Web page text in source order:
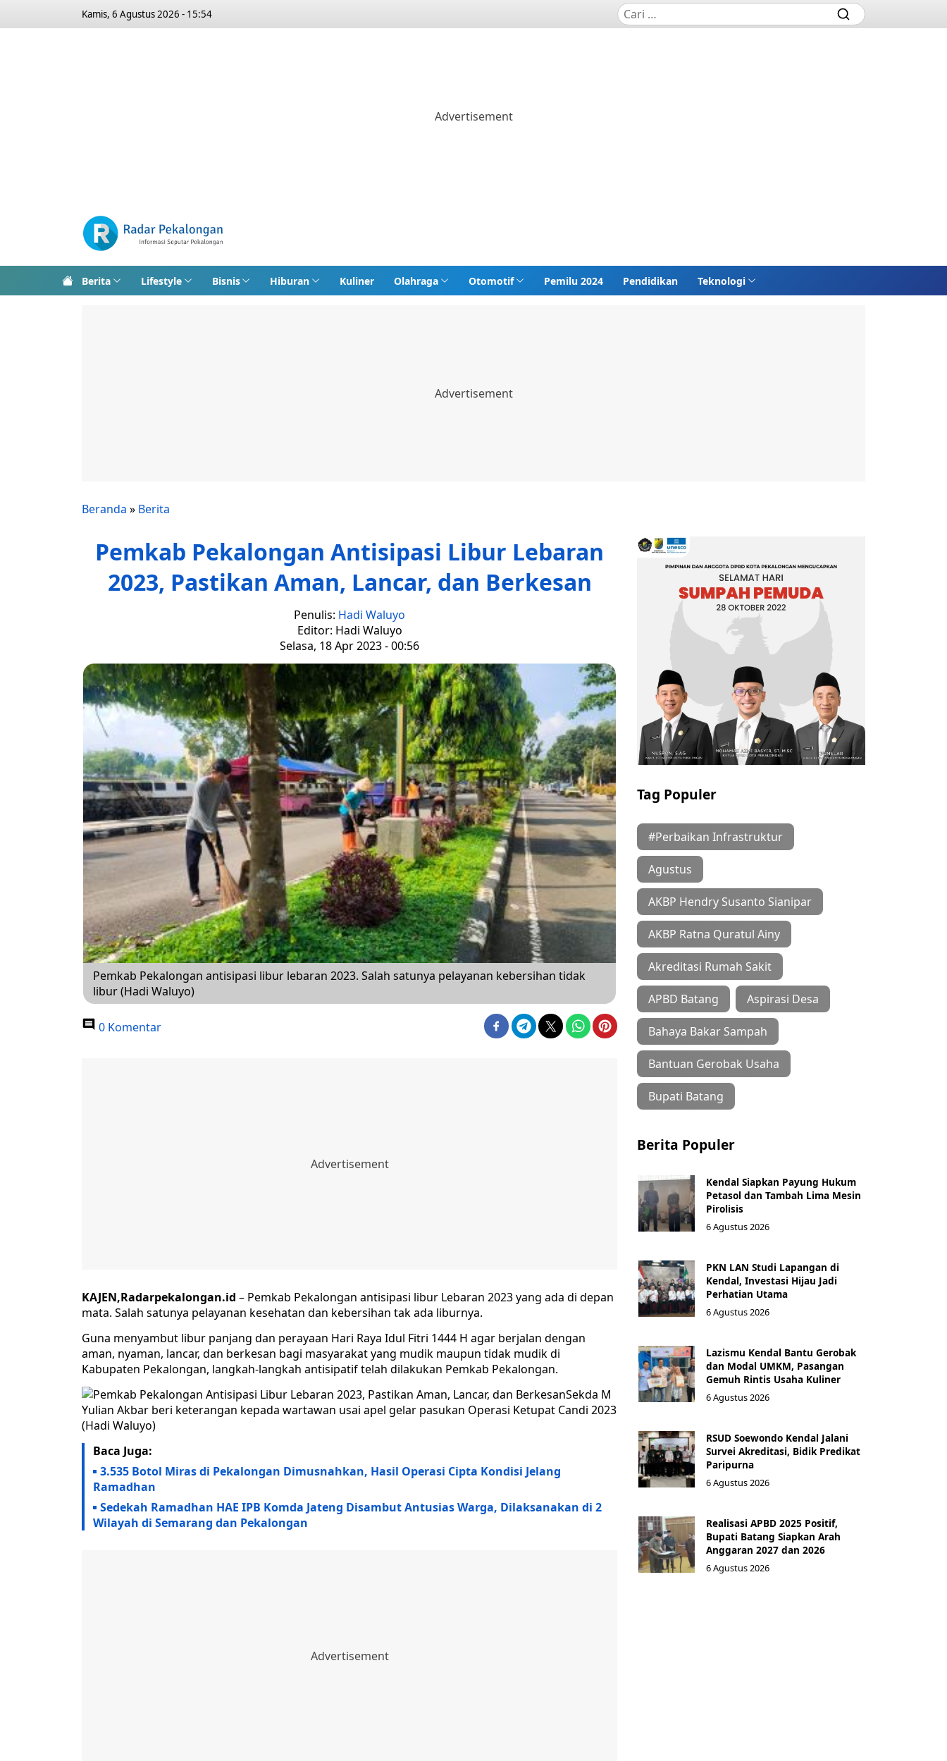
Kamis, 6 Agustus 2026 - 15:54
Berita Lifestyle Bisnis Hiburan Kuliner Olahraga Otomotif Pemilu 2024 Pendidikan Teknologi
Beranda » Berita
Pemkab Pekalongan Antisipasi Libur Lebaran
2023, Pastikan Aman, Lancar, dan Berkesan
Penulis: Hadi Waluyo
Editor: Hadi Waluyo
Selasa, 18 Apr 2023 - 00:56
Pemkab Pekalongan antisipasi libur lebaran 2023. Salah satunya pelayanan kebersihan tidak
libur (Hadi Waluyo)
0 Komentar
KAJEN,Radarpekalongan.id – Pemkab Pekalongan antisipasi libur Lebaran 2023 yang ada di depan
mata. Salah satunya pelayanan kesehatan dan kebersihan tak ada liburnya.
Guna menyambut libur panjang dan perayaan Hari Raya Idul Fitri 1444 H agar berjalan dengan
aman, nyaman, lancar, dan berkesan bagi masyarakat yang mudik maupun tidak mudik di
Kabupaten Pekalongan, langkah-langkah antisipatif telah dilakukan Pemkab Pekalongan.
Sekda M
Yulian Akbar beri keterangan kepada wartawan usai apel gelar pasukan Operasi Ketupat Candi 2023
(Hadi Waluyo)
Baca Juga:
3.535 Botol Miras di Pekalongan Dimusnahkan, Hasil Operasi Cipta Kondisi Jelang
Ramadhan
Sedekah Ramadhan HAE IPB Komda Jateng Disambut Antusias Warga, Dilaksanakan di 2
Wilayah di Semarang dan Pekalongan
Tag Populer
#Perbaikan Infrastruktur
Agustus
AKBP Hendry Susanto Sianipar
AKBP Ratna Quratul Ainy
Akreditasi Rumah Sakit
APBD Batang Aspirasi Desa
Bahaya Bakar Sampah
Bantuan Gerobak Usaha
Bupati Batang
Berita Populer
Kendal Siapkan Payung Hukum
Petasol dan Tambah Lima Mesin
Pirolisis
6 Agustus 2026
PKN LAN Studi Lapangan di
Kendal, Investasi Hijau Jadi
Perhatian Utama
6 Agustus 2026
Lazismu Kendal Bantu Gerobak
dan Modal UMKM, Pasangan
Gemuh Rintis Usaha Kuliner
6 Agustus 2026
RSUD Soewondo Kendal Jalani
Survei Akreditasi, Bidik Predikat
Paripurna
6 Agustus 2026
Realisasi APBD 2025 Positif,
Bupati Batang Siapkan Arah
Anggaran 2027 dan 2026
6 Agustus 2026